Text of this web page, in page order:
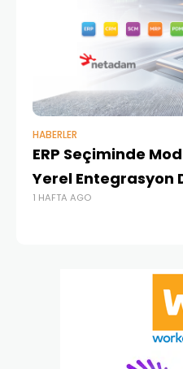
HABERLER
ERP Seçiminde
Yerel Entegrasyon
1 HAFTA AGO